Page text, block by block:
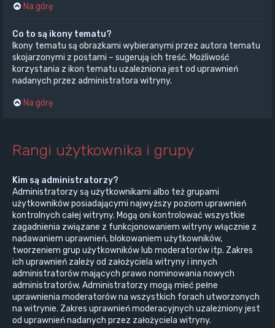
Na górę
Co to są ikony tematu?
Ikony tematu są obrazkami wybieranymi przez autora tematu
skojarzonymi z postami – sugerują ich treść. Możliwość
korzystania z ikon tematu uzależniona jest od uprawnień
nadanych przez administratora witryny.
Na górę
Rangi użytkownika i grupy
Kim są administratorzy?
Administratorzy są użytkownikami albo też grupami
użytkowników posiadającymi najwyższy poziom uprawnień
kontrolnych całej witryny. Mogą oni kontrolować wszystkie
zagadnienia związane z funkcjonowaniem witryny włącznie z
nadawaniem uprawnień, blokowaniem użytkowników,
tworzeniem grup użytkowników lub moderatorów itp. Zakres
ich uprawnień zależy od założyciela witryny i innych
administratorów mających prawo nominowania nowych
administratorów. Administratorzy mogą mieć pełne
uprawnienia moderatorów na wszystkich forach utworzonych
na witrynie. Zakres uprawnień moderacyjnych uzależniony jest
od uprawnień nadanych przez założyciela witryny.